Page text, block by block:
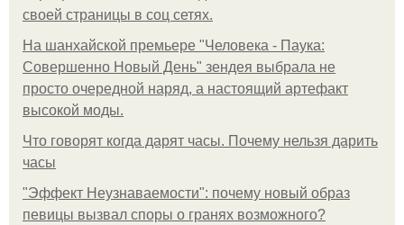
своей страницы в соц сетях.
На шанхайской премьере "Человека - Паука:
Совершенно Новый День" зендея выбрала не
просто очередной наряд, а настоящий артефакт
высокой моды.
Что говорят когда дарят часы. Почему нельзя дарить
часы
"Эффект Неузнаваемости": почему новый образ
певицы вызвал споры о гранях возможного?